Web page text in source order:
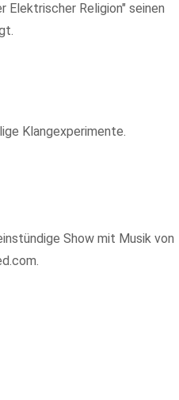
Elektrischer Religion" seinen
Klangexperimente.
Show mit Musik von